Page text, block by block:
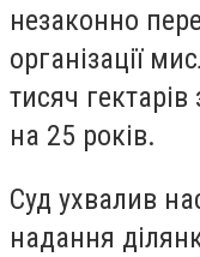
незаконно
організації
тисяч
на 25 років.
Суд ухвалив
надання